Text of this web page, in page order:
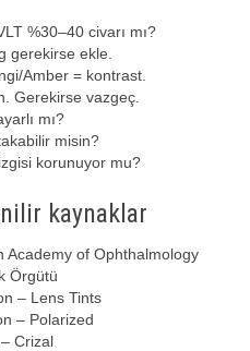
%30–40 civarı mı?
gerekirse ekle.
Amber = kontrast.
Gerekirse vazgeç.
mı?
misin?
korunuyor mu?
kaynaklar
Academy of Ophthalmology
Örgütü
– Lens Tints
– Polarized
Crizal